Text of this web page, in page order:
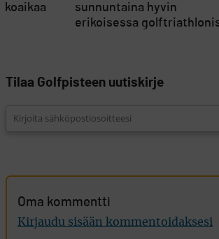
sunnuntaina hyvin
erikoisessa
Tilaa Golfpisteen uutiskirje
Oma kommentti
Kirjaudu sisään kommentoidaksesi